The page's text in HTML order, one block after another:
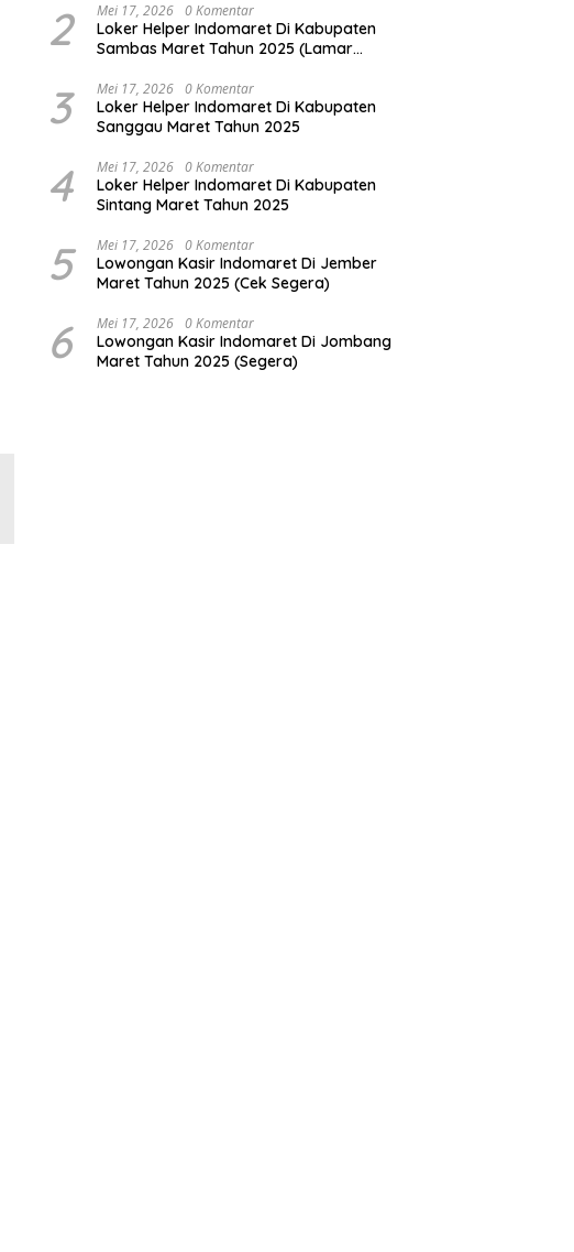
2 Mei 17, 2026 0 Komentar
Loker Helper Indomaret Di Kabupaten
Sambas Maret Tahun 2025 (Lamar
3 Mei 17, 2026 0 Komentar
Loker Helper Indomaret Di Kabupaten
Sanggau Maret Tahun 2025
4 Mei 17, 2026 0 Komentar
Loker Helper Indomaret Di Kabupaten
Sintang Maret Tahun 2025
5 Mei 17, 2026 0 Komentar
Lowongan Kasir Indomaret Di Jember
Maret Tahun 2025 (Cek Segera)
6 Mei 17, 2026 0 Komentar
Lowongan Kasir Indomaret Di Jombang
Maret Tahun 2025 (Segera)